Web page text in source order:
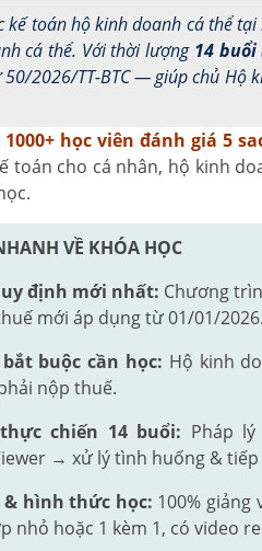
kế toán hộ kinh doanh cá thể tại
cá thể. Với thời lượng 14 buổi
50/2026/TT-BTC — giúp chủ Hộ
1000+ học viên đánh giá 5
toán cho cá nhân, hộ kinh
VỀ KHÓA HỌC
định mới nhất: Chương
mới áp dụng từ 01/01/2026.
buộc cần học: Hộ kinh
nộp thuế.
chiến 14 buổi: Pháp
→ xử lý tình huống &
& hình thức học: 100%
nhỏ hoặc 1 kèm 1, có video